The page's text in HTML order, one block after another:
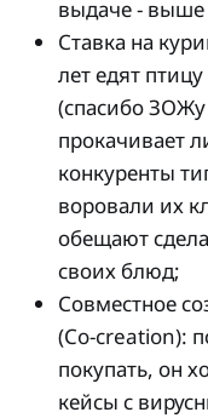
выдаче - выше
Ставка на
лет едят
(спасибо
прокачивает
конкуренты
воровали их
обещают
своих блюд;
Совместное
(Co-creation):
покупать, он
кейсы с